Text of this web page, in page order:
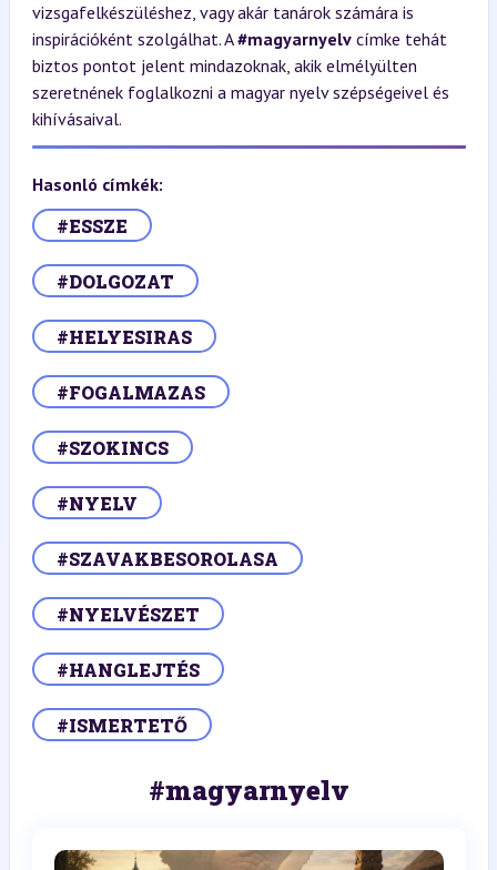
vizsgafelkészüléshez, vagy akár tanárok számára is
inspirációként szolgálhat. A#magyarnyelvcímke tehát
biztos pontot jelent mindazoknak, akik elmélyülten
szeretnének foglalkozni a magyar nyelv szépségeivel és
kihívásaival.
Hasonló címkék:
#ESSZE
#DOLGOZAT
#HELYESIRAS
#FOGALMAZAS
#SZOKINCS
#NYELV
#SZAVAKBESOROLASA
#NYELVÉSZET
#HANGLEJTÉS
#ISMERTETŐ
#magyarnyelv